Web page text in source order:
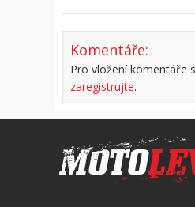
Komentáře:
Pro vložení komentáře
zaregistrujte.